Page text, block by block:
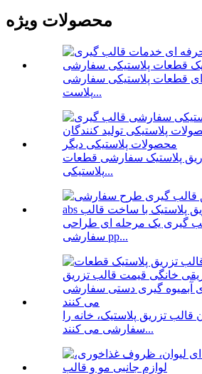
محصولات ویژه
ای قطعات پلاستیکی سفارشی
پلاست...
پلاستیک سفارشی قطعات
پلاستیکی...
گیری یک مرحله ای طراحی
سفارشی pp...
قالب تزریق پلاستیک، خانه را
سفارشی می کنند...